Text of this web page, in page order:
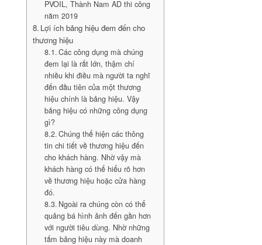
PVOIL, Thành Nam AD thi công
năm 2019
Lợi ích bảng hiệu đem đến cho
thương hiệu
Các công dụng mà chúng
đem lại là rất lớn, thậm chí
nhiều khi điều mà người ta nghĩ
đến đầu tiên của một thương
hiệu chính là bảng hiệu. Vậy
bảng hiệu có những công dụng
gì?
Chúng thể hiện các thông
tin chi tiết về thương hiệu đến
cho khách hàng. Nhờ vậy mà
khách hàng có thể hiểu rõ hơn
về thương hiệu hoặc cửa hàng
đó.
Ngoài ra chúng còn có thể
quảng bá hình ảnh đến gần hơn
với người tiêu dùng. Nhờ những
tấm bảng hiệu này mà doanh